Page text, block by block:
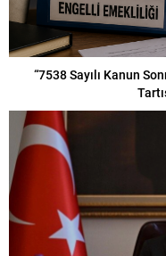
“7538 Sayılı Kanun